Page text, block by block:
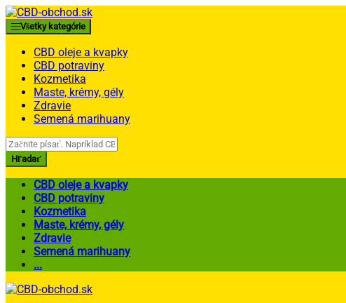
Skip
to
navigation
Skip
to
content
Všetky kategórie
CBD oleje a kvapky
CBD potraviny
Kozmetika
Maste, krémy, gély
Zdravie
Semená marihuany
Search
for:
Hľadať
CBD oleje a kvapky
CBD potraviny
Kozmetika
Maste, krémy, gély
Zdravie
Semená marihuany
...